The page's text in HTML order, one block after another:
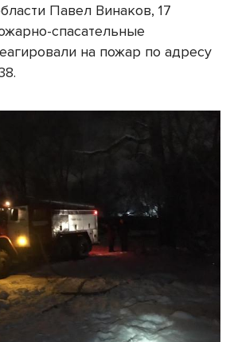
Павел Винаков, 17
спасательные
на пожар по адресу